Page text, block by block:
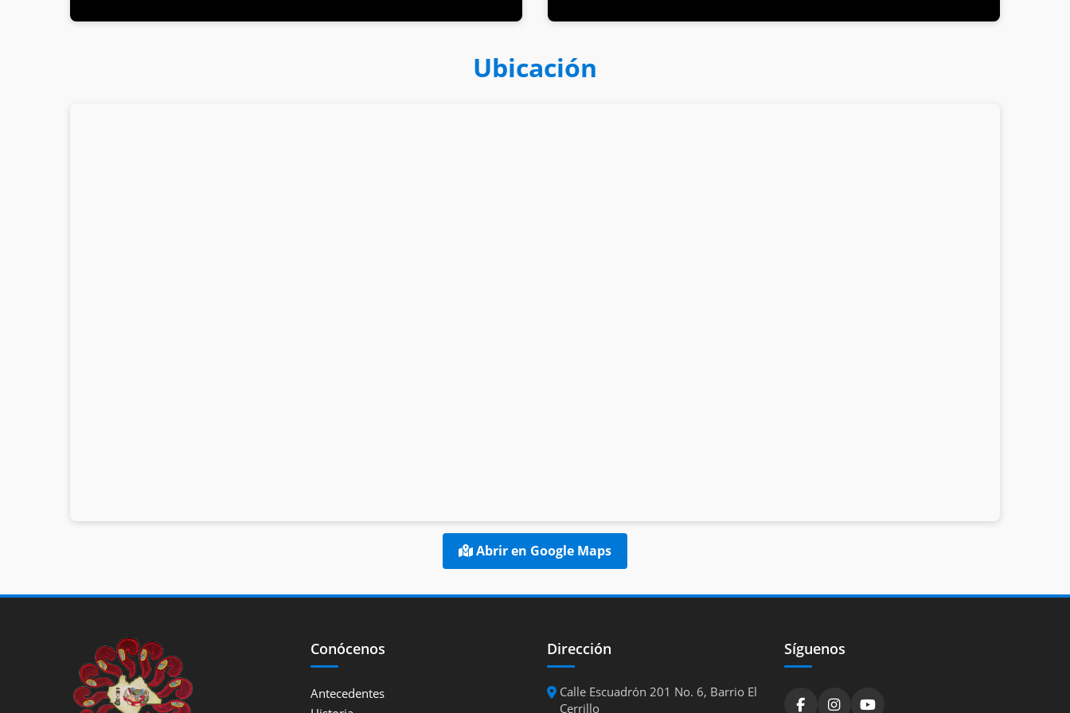
Ubicación
Abrir en Google Maps
Conócenos
Antecedentes
Dirección
Calle Escuadrón 201 No. 6, Barrio El
Cerrillo
Síguenos